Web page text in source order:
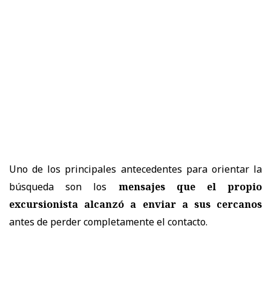
Uno de los principales antecedentes para orientar la
búsqueda son los mensajes que el propio
excursionista alcanzó a enviar a sus cercanos
antes de perder completamente el contacto.